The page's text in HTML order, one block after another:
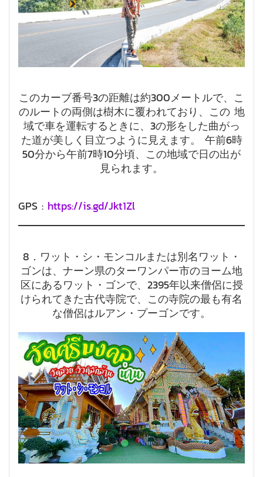
このカーブ番号3の距離は約300メートルで、こ
のルートの両側は樹木に覆われており、この 地
域で車を運転するときに、3の形をした曲がっ
た道が美しく目立つように見えます。 午前6時
50分から午前7時10分頃、この地域で日の出が
見られます。
GPS : https://is.gd/Jkt1Zl
8．ワット・シ・モンコルまたは別名ワット・
ゴンは、ナーン県のターワンパー市のヨーム地
区にあるワット・ゴンで、2395年以来僧侶に授
けられてきた古代寺院で、この寺院の最も有名
な僧侶はルアン・プーゴンです。